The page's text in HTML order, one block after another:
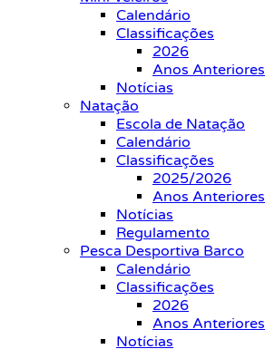
Calendário
Classificações
2026
Anos Anteriores
Notícias
Natação
Escola de Natação
Calendário
Classificações
2025/2026
Anos Anteriores
Notícias
Regulamento
Pesca Desportiva Barco
Calendário
Classificações
2026
Anos Anteriores
Notícias